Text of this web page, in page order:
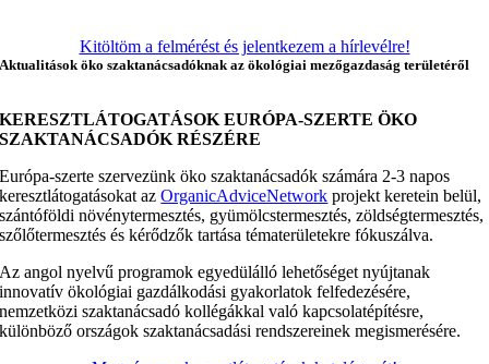
Kitöltöm a felmérést és jelentkezem a hírlevélre!
Aktualitások öko szaktanácsadóknak az ökológiai mezőgazdaság területéről
KERESZTLÁTOGATÁSOK EURÓPA-SZERTE ÖKO
SZAKTANÁCSADÓK RÉSZÉRE
Európa-szerte szervezünk öko szaktanácsadók számára 2-3 napos
keresztlátogatásokat azOrganicAdviceNetwork projekt keretein belül,
szántóföldi növénytermesztés, gyümölcstermesztés, zöldségtermesztés,
szőlőtermesztés és kérődzők tartása tématerületekre fókuszálva.
Az angol nyelvű programok egyedülálló lehetőséget nyújtanak
innovatív ökológiai gazdálkodási gyakorlatok felfedezésére,
nemzetközi szaktanácsadó kollégákkal való kapcsolatépítésre,
különböző országok szaktanácsadási rendszereinek megismerésére.